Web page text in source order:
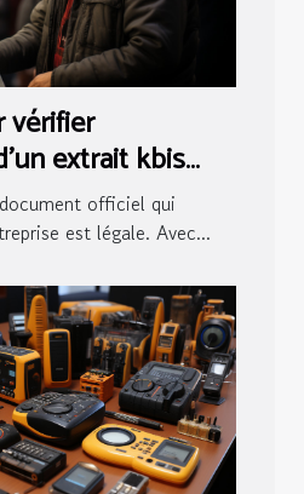
vérifier
extrait kbis
officiel qui
est légale. Avec...